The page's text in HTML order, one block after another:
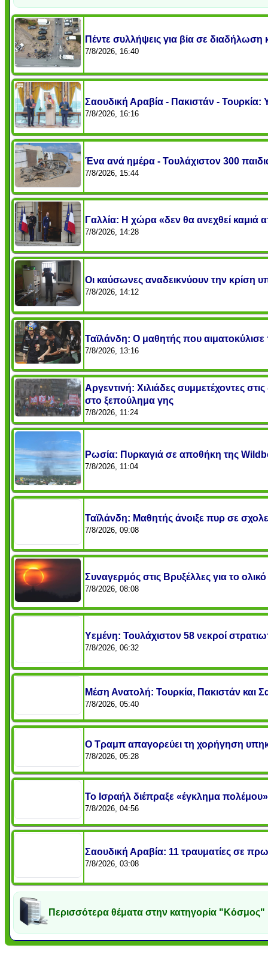
Πέντε συλλήψεις για βία σε
7/8/2026, 16:40
Σαουδική Αραβία - Πακιστάν -
7/8/2026, 16:16
Ένα ανά ημέρα - Τουλάχιστον 300
7/8/2026, 15:44
Γαλλία: Η χώρα «δεν θα ανεχθεί καμιά
7/8/2026, 14:28
Οι καύσωνες αναδεικνύουν την κρίση
7/8/2026, 14:12
Ταϊλάνδη: Ο μαθητής που αιματοκύλισε
7/8/2026, 13:16
Αργεντινή: Χιλιάδες συμμετέχοντες
στο ξεπούλημα γης
7/8/2026, 11:24
Ρωσία: Πυρκαγιά σε αποθήκη της
7/8/2026, 11:04
Ταϊλάνδη: Μαθητής άνοιξε πυρ σε
7/8/2026, 09:08
Συναγερμός στις Βρυξέλλες για το
7/8/2026, 08:08
Υεμένη: Τουλάχιστον 58 νεκροί
7/8/2026, 06:32
Μέση Ανατολή: Τουρκία, Πακιστάν και
7/8/2026, 05:40
Ο Τραμπ απαγορεύει τη χορήγηση
7/8/2026, 05:28
Το Ισραήλ διέπραξε «έγκλημα
7/8/2026, 04:56
Σαουδική Αραβία: 11 τραυματίες σε
7/8/2026, 03:08
Περισσότερα θέματα στην κατηγορία "Κόσμος"